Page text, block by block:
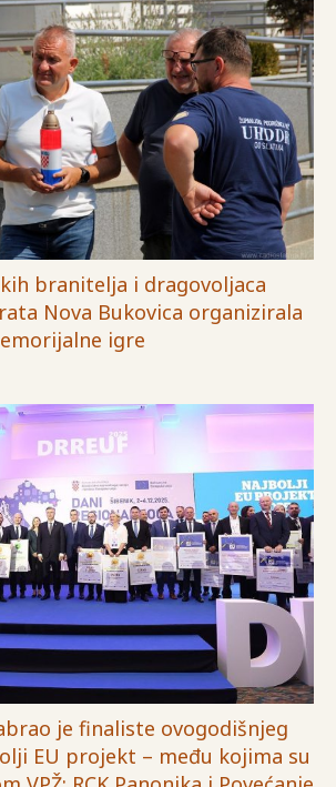
branitelja i dragovoljaca
Nova Bukovica organizirala
igre
je finaliste ovogodišnjeg
EU projekt – među kojima su